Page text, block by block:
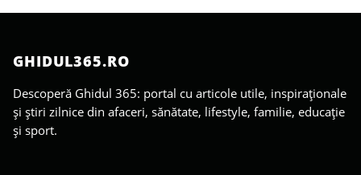
GHIDUL365.RO
Descoperă Ghidul 365: portal cu articole utile, inspiraționale
și știri zilnice din afaceri, sănătate, lifestyle, familie, educație
și sport.